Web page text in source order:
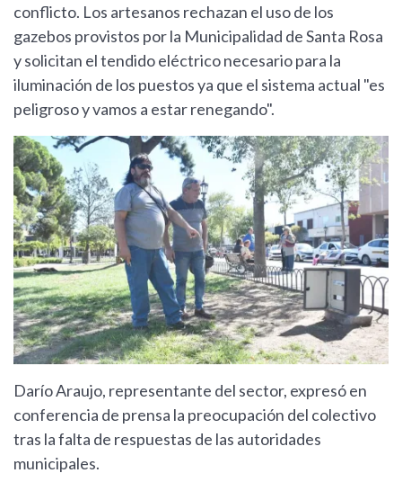
conflicto. Los artesanos rechazan el uso de los
gazebos provistos por la Municipalidad de Santa Rosa
y solicitan el tendido eléctrico necesario para la
iluminación de los puestos ya que el sistema actual "es
peligroso y vamos a estar renegando".
Darío Araujo, representante del sector, expresó en
conferencia de prensa la preocupación del colectivo
tras la falta de respuestas de las autoridades
municipales.